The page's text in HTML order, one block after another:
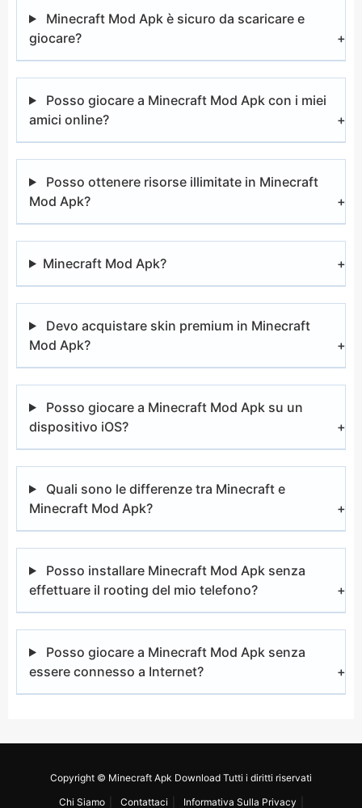
Minecraft Mod Apk è sicuro da scaricare e
giocare?
Posso giocare a Minecraft Mod Apk con i miei
amici online?
Posso ottenere risorse illimitate in Minecraft
Mod Apk?
Minecraft Mod Apk?
Devo acquistare skin premium in Minecraft
Mod Apk?
Posso giocare a Minecraft Mod Apk su un
dispositivo iOS?
Quali sono le differenze tra Minecraft e
Minecraft Mod Apk?
Posso installare Minecraft Mod Apk senza
effettuare il rooting del mio telefono?
Posso giocare a Minecraft Mod Apk senza
essere connesso a Internet?
Copyright © Minecraft Apk Download Tutti i diritti riservati
Chi Siamo
Contattaci Informativa Sulla Privacy